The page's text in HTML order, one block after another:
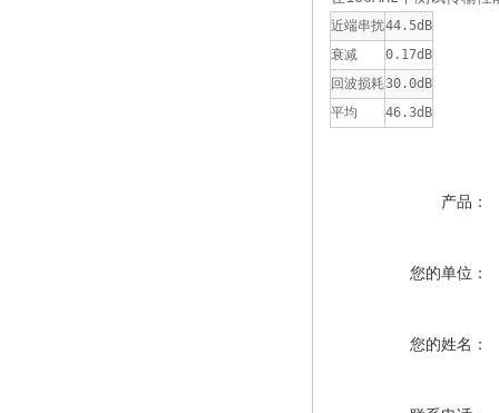
近端串扰44.5dB
衰减
0.17dB
回波损耗30.0dB
平均
46.3dB
产品：
您的单位：
您的姓名：